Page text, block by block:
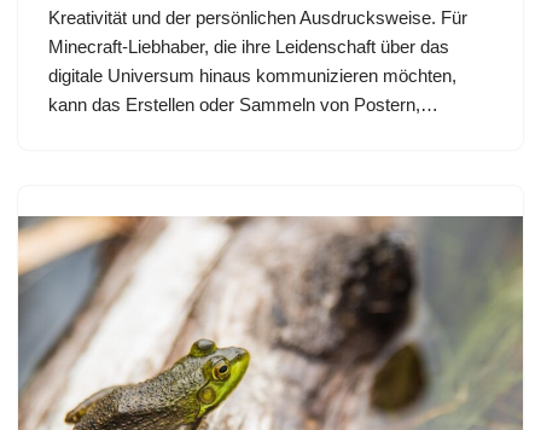
Kreativität und der persönlichen Ausdrucksweise. Für
Minecraft-Liebhaber, die ihre Leidenschaft über das
digitale Universum hinaus kommunizieren möchten,
kann das Erstellen oder Sammeln von Postern,…